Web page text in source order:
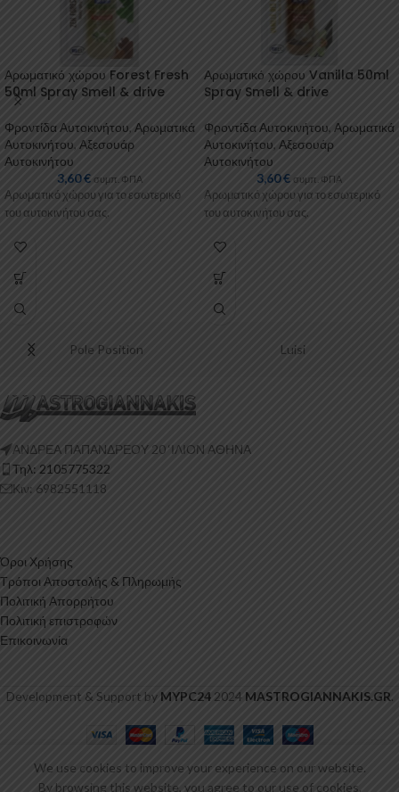
Αρωματικό χώρου Forest Fresh
50ml Spray Smell & drive
Φροντίδα Αυτοκινήτου Αρωματικά
Αυτοκινήτου, Αξεσουάρ
Αυτοκινήτου
3,60€ συμπ. ΦΠΑ
Αρωματικό χώρου για το εσωτερικό
του αυτοκινήτου σας.
Αρωματικό χώρου Vanilla 50ml
Spray Smell & drive
Φροντίδα Αυτοκινήτου, Αρωματικά
Αυτοκινήτου, Αξεσουάρ
Αυτοκινήτου
3,60€ συμπ. ΦΠΑ
Αρωματικό χώρου για το εσωτερικό
του αυτοκινήτου σας.
Pole Position Luisi
ΑΝΔΡΕΑ ΠΑΠΑΝΔΡΕΟΥ 20 ‘ΙΛΙΟΝ ΑΘΗΝΑ
Τηλ: 2105775322
Κιν: 6982551118
Όροι Χρήσης
Τρόποι Αποστολής & Πληρωμής
Πολιτική Απορρήτου
Πολιτική επιστροφών
Επικοινωνία
Development & Support by MYPC242024 MASTROGIANNAKIS.GR.
We use cookies to improve your experience on our website.
By browsing this website, you agree to our use of cookies.
Καθαριστικό 5,51€ ΠΡΟΣΘΉΚΗ ΣΤΟ